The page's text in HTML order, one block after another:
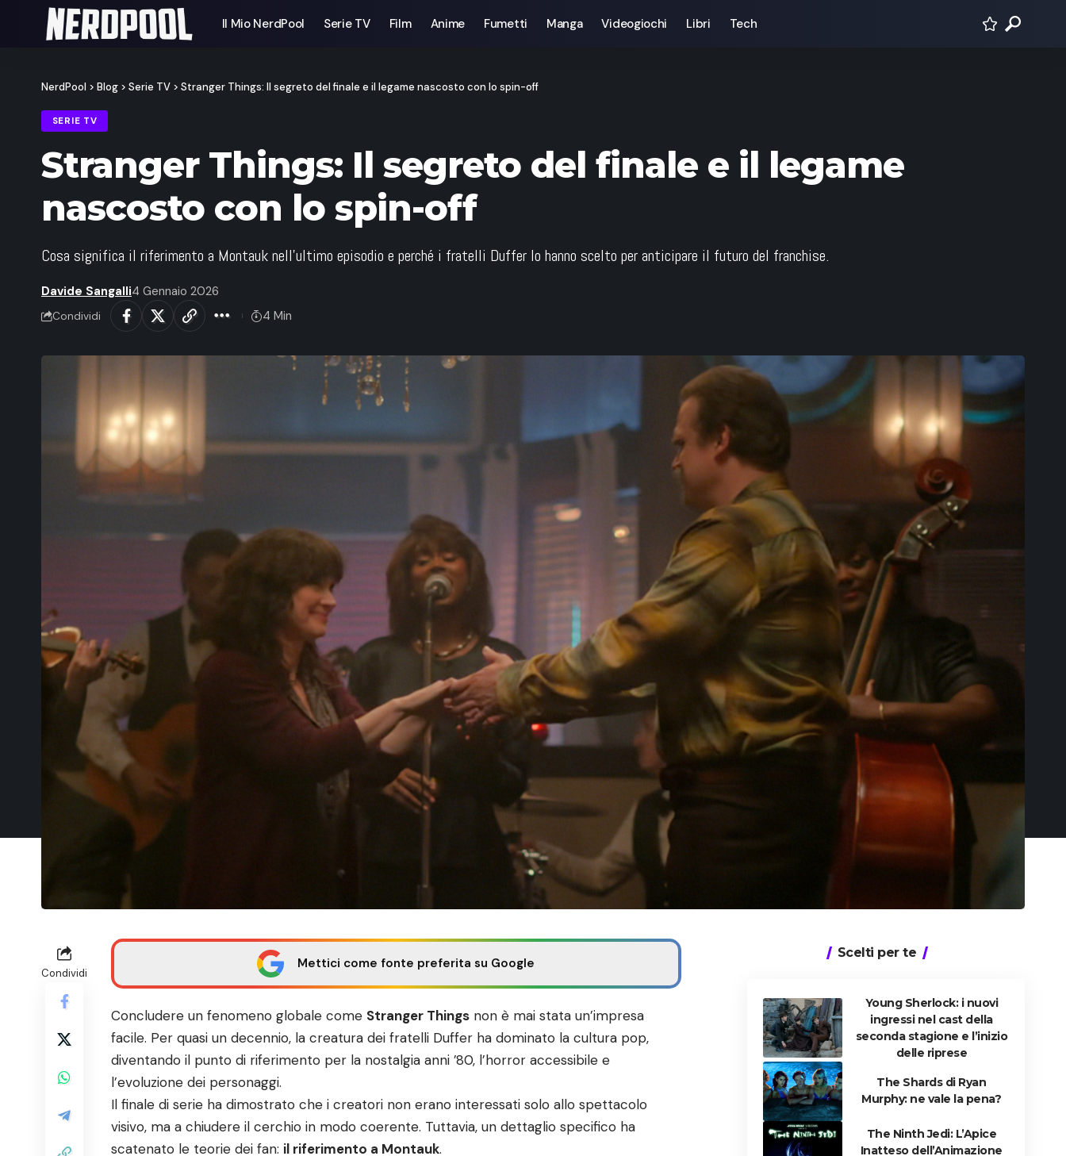
Il Mio NerdPool Serie TV Film Anime Fumetti Manga Videogiochi Libri Tech
NerdPool > Blog > Serie TV > Stranger Things: Il segreto del finale e il legame nascosto con lo spin-off
SERIE TV
Stranger Things: Il segreto del finale e il legame
nascosto con lo spin-off
Cosa significa il riferimento a Montauk nell'ultimo episodio e perché i fratelli Duffer lo hanno scelto per anticipare il futuro del franchise.
Davide Sangalli4 Gennaio 2026
Condividi 4 Min
Condividi
Mettici come fonte preferita su Google
Concludere un fenomeno globale come Stranger Things non è mai stata un’impresa
facile. Per quasi un decennio, la creatura dei fratelli Duffer ha dominato la cultura pop,
diventando il punto di riferimento per la nostalgia anni ’80, l’horror accessibile e
l’evoluzione dei personaggi.
Il finale di serie ha dimostrato che i creatori non erano interessati solo allo spettacolo
visivo, ma a chiudere il cerchio in modo coerente. Tuttavia, un dettaglio specifico ha
scatenato le teorie dei fan: il riferimento a Montauk.
Scelti per te
Young Sherlock: i nuovi
ingressi nel cast della
seconda stagione e l’inizio
delle riprese
The Shards di Ryan
Murphy: ne vale la pena?
The Ninth Jedi: L’Apice
Inatteso dell’Animazione